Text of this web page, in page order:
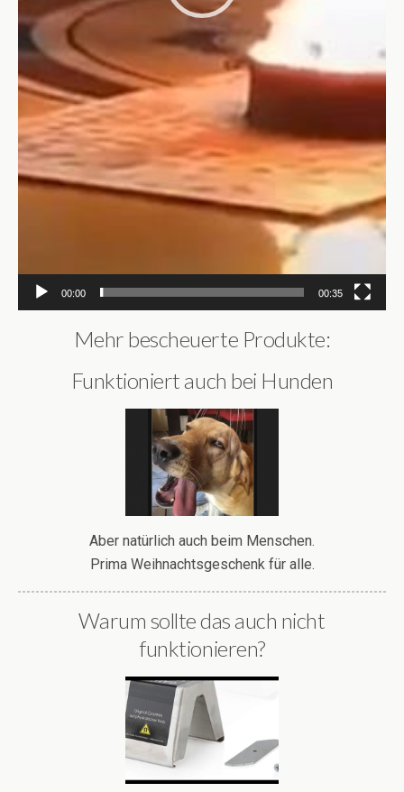
00:00 00:35
Mehr bescheuerte Produkte:
Funktioniert auch bei Hunden
Aber natürlich auch beim Menschen.
Prima Weihnachtsgeschenk für alle.
Warum sollte das auch nicht
funktionieren?